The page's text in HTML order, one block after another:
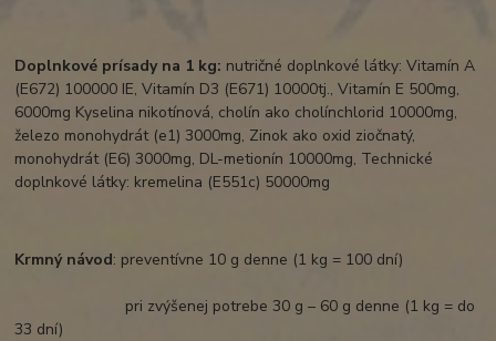
Doplnkové prísady na 1 kg: nutričné doplnkové látky: Vitamín A
(E672) 100000 IE, Vitamín D3 (E671) 10000tj., Vitamín E 500mg,
6000mg Kyselina nikotínová, cholín ako cholínchlorid 10000mg,
železo monohydrát (e1) 3000mg, Zinok ako oxid ziočnatý,
monohydrát (E6) 3000mg, DL-metionín 10000mg, Technické
doplnkové látky: kremelina (E551c) 50000mg
Krmný návod: preventívne 10 g denne (1 kg = 100 dní)
pri zvýšenej potrebe 30 g – 60 g denne (1 kg = do
33 dní)